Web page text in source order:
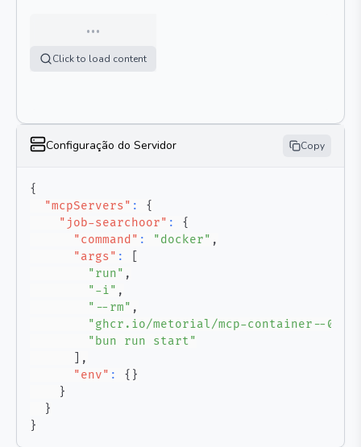
…
Click to load content
Configuração do Servidor Copy
{
"mcpServers" :
{
"job-searchoor" :
{
"command" : "docker" ,
"args" :
"run" ,
"-i" ,
"--rm" ,
"ghcr.io/metorial/mcp-container--
"bun run start"
,
"env" : { }
}
}
}